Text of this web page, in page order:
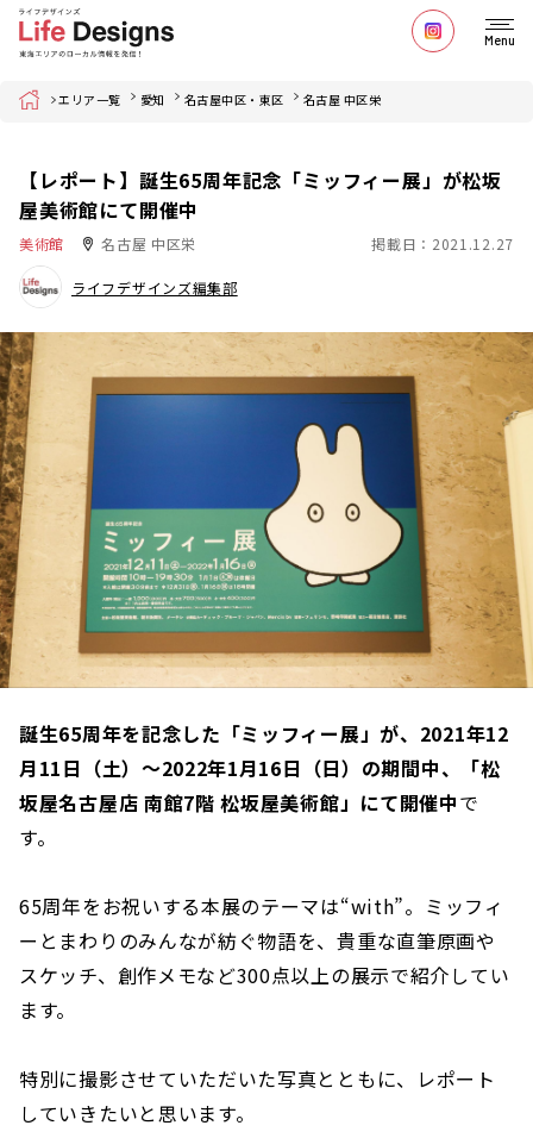
Menu
Home エリア一覧 愛知 名古屋中区・東区 名古屋 中区栄
【レポート】誕生65周年記念「ミッフィー展」が松坂
屋美術館にて開催中
美術館 名古屋 中区栄 掲載日：2021.12.27
ライフデザインズ編集部
誕生65周年を記念した「ミッフィー展」が、2021年12
月11日（土）〜2022年1月16日（日）の期間中、「松
坂屋名古屋店 南館7階 松坂屋美術館」にて開催中で
す。
65周年をお祝いする本展のテーマは“with”。ミッフィ
ーとまわりのみんなが紡ぐ物語を、貴重な直筆原画や
スケッチ、創作メモなど300点以上の展示で紹介してい
ます。
特別に撮影させていただいた写真とともに、レポート
していきたいと思います。